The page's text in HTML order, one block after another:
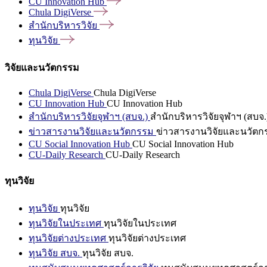
Chula DigiVerse
สำนักบริหารวิจัย
ทุนวิจัย
วิจัยและนวัตกรรม
Chula DigiVerse Chula DigiVerse
CU Innovation Hub CU Innovation Hub
สำนักบริหารวิจัยจุฬาฯ (สบจ.) สำนักบริหารวิจัยจุฬาฯ (สบจ
ข่าวสารงานวิจัยและนวัตกรรม ข่าวสารงานวิจัยและนวัตก
CU Social Innovation Hub CU Social Innovation Hub
CU-Daily Research CU-Daily Research
ทุนวิจัย
ทุนวิจัย ทุนวิจัย
ทุนวิจัยในประเทศ ทุนวิจัยในประเทศ
ทุนวิจัยต่างประเทศ ทุนวิจัยต่างประเทศ
ทุนวิจัย สบจ. ทุนวิจัย สบจ.